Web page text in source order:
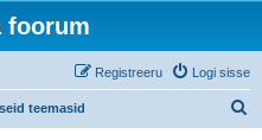
foorum
Logi sisse
Registreeru
teemasid